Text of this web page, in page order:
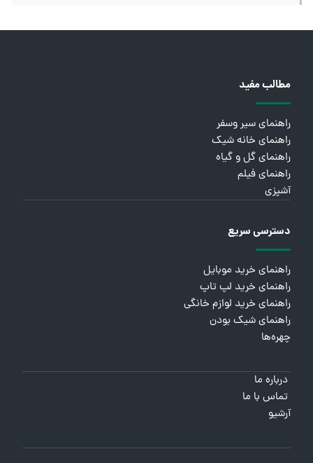
مطالب مفید
راهنمای سیر وسفر
راهنمای خانه شیک
راهنمای گل و گیاه
راهنمای فیلم
آشپزی
دسترسی سریع
راهنمای خرید موبایل
راهنمای خرید لپ تاپ
راهنمای خرید لوازم خانگی
راهنمای شیک بودن
چهره‌ها
درباره ما
تماس با ما
آرشیو